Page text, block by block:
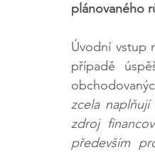
plánovaného
Úvodní vstup
případě
zcela
zdroj
především